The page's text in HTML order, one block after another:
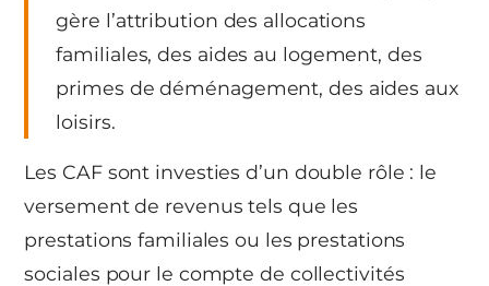
gère l’attribution des allocations
familiales, des aides au logement, des
primes de déménagement, des aides aux
loisirs.
Les CAF sont investies d’un double rôle : le
versement de revenus tels que les
prestations familiales ou les prestations
sociales pour le compte de collectivités